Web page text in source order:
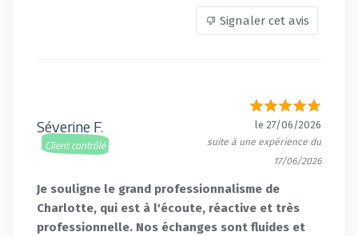
Signaler cet avis
Séverine F.
Client contrôlé
le 27/06/2026
suite à une expérience du
17/06/2026
Je souligne le grand professionnalisme de
Charlotte, qui est à l'écoute, réactive et très
professionnelle. Nos échanges sont fluides et